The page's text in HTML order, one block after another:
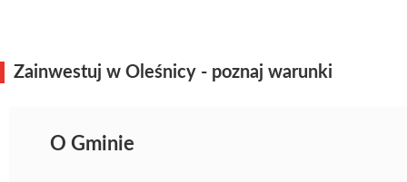
Zainwestuj w Oleśnicy - poznaj warunki
O Gminie